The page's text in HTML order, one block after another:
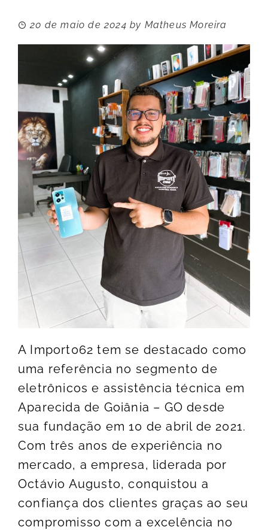
20 de maio de 2024 by Matheus Moreira
A Import062 tem se destacado como
uma referência no segmento de
eletrônicos e assistência técnica em
Aparecida de Goiânia – GO desde
sua fundação em 10 de abril de 2021.
Com três anos de experiência no
mercado, a empresa, liderada por
Octávio Augusto, conquistou a
confiança dos clientes graças ao seu
compromisso com a excelência no